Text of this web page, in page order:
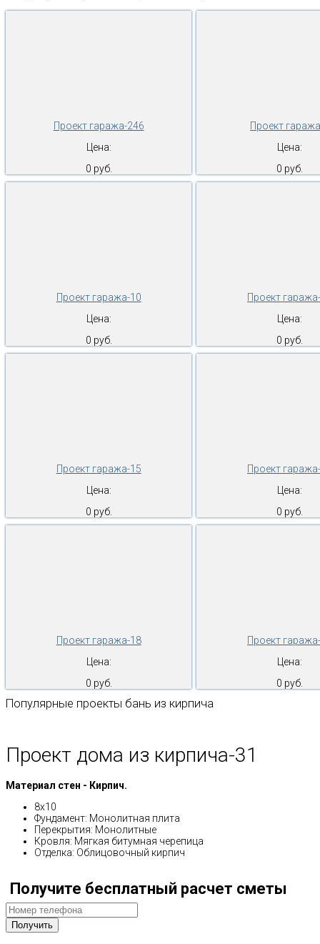
Проект гаража-246
Цена:
0 руб.
Проект
Цена:
0 руб.
Проект гаража-10
Цена:
0 руб.
Проект
Цена:
0 руб.
Проект гаража-15
Цена:
0 руб.
Проект
Цена:
0 руб.
Проект гаража-18
Цена:
0 руб.
Проект
Цена:
0 руб.
Популярные проекты бань из кирпича
Проект дома из кирпича-31
Материал стен - Кирпич.
8х10
Фундамент: Монолитная плита
Перекрытия: Монолитные
Кровля: Мягкая битумная черепица
Отделка: Облицовочный кирпич
Получите бесплатный расчет сметы